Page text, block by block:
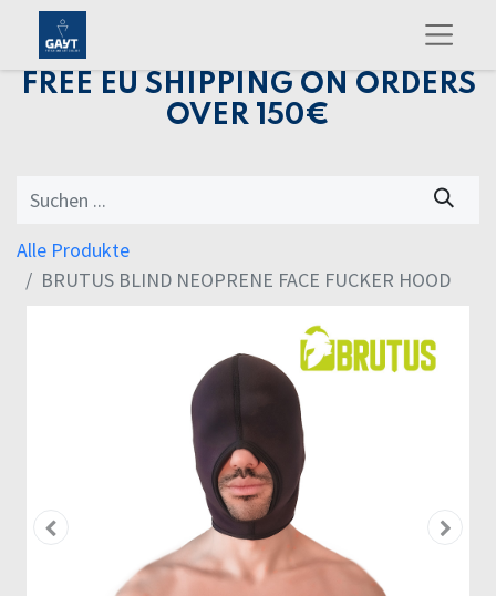
FREE EU SHIPPING ON ORDERS
OVER 150€
Alle Produkte
BRUTUS BLIND NEOPRENE FACE FUCKER HOOD